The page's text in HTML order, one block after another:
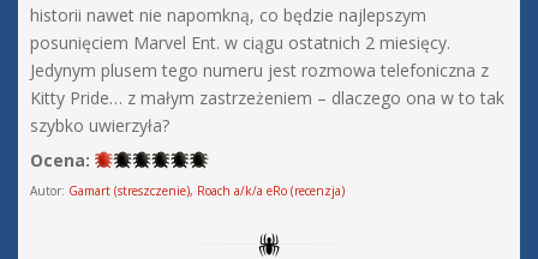
historii nawet nie napomkną, co będzie najlepszym
posunięciem Marvel Ent. w ciągu ostatnich 2 miesięcy.
Jedynym plusem tego numeru jest rozmowa telefoniczna z
Kitty Pride… z małym zastrzeżeniem – dlaczego ona w to tak
szybko uwierzyła?
Ocena:
Autor: Gamart (streszczenie), Roach a/k/a eRo (recenzja)